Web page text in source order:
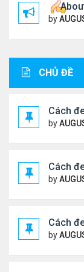
by
CHỦ ĐỀ
Cách
by
Cách
by
Cách
by